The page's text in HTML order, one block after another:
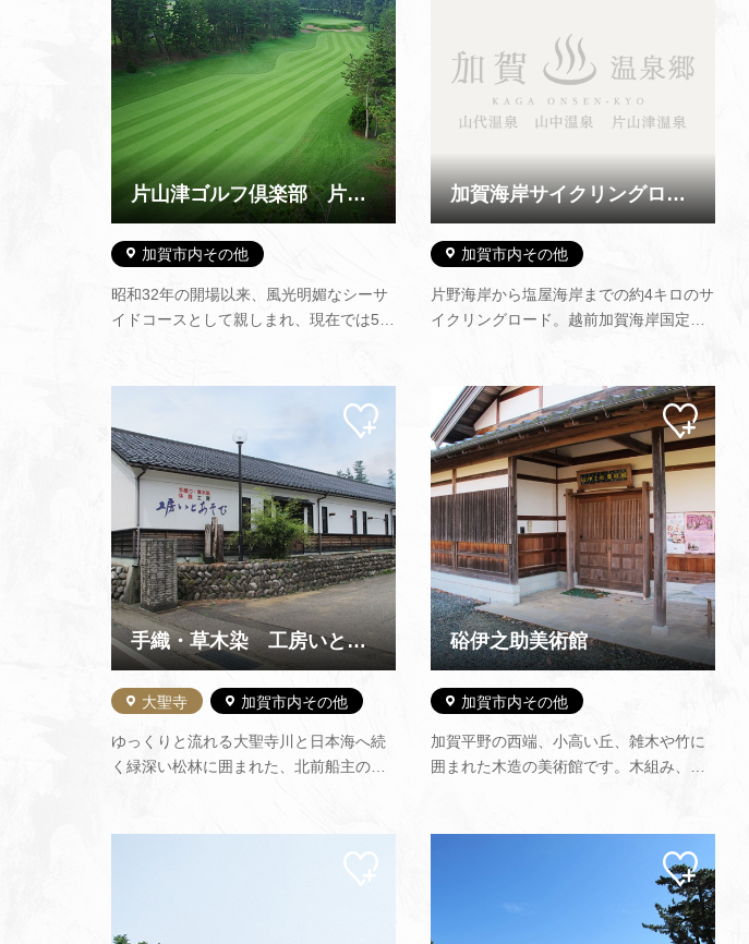
片山津ゴルフ倶楽部 片山津ゴルフ場
加賀市内その他
昭和32年の開場以来、風光明媚なシーサ
イドコースとして親しまれ、現在では54
追加
加賀海岸サイクリングロード
加賀市内その他
片野海岸から塩屋海岸までの約4キロのサ
イクリングロード。越前加賀海岸国定公
て、ハマボウフウ、ハマヒルガオ、ハマ
ゴウなどの自生を見ることができます。
また、塩屋海岸の大聖寺河口には…
手織・草木染 工房いとあそび
大聖寺 加賀市内その他
ゆっくりと流れる大聖寺川と日本海へ続
く緑深い松林に囲まれた、北前船主の里
材にこだわった布づくりをしていま
マイ
ペー
追加
硲伊之助美術館
加賀市内その他
加賀平野の西端、小高い丘、雑木や竹に
囲まれた木造の美術館です。木組み、木
京で生まれ、17歳でヒューザン会に出
品。 第1回、第5回で二科賞を受け、…
マイ
ペー
ジに
追加
マイ
ペー
マイ
ペー
ジに
追加